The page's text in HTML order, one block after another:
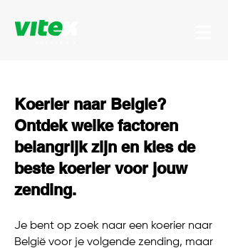
Koerier naar Belgie?
Ontdek welke factoren
belangrijk zijn en kies de
beste koerier voor jouw
zending.
Je bent op zoek naar een koerier naar
België voor je volgende zending, maar